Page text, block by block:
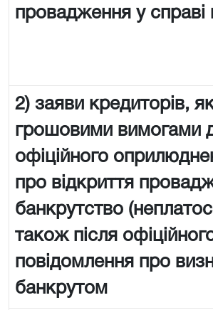
провадження у справі
2) заяви кредиторів,
грошовими вимогами
офіційного
про відкриття
банкрутство
також після
повідомлення про
банкрутом